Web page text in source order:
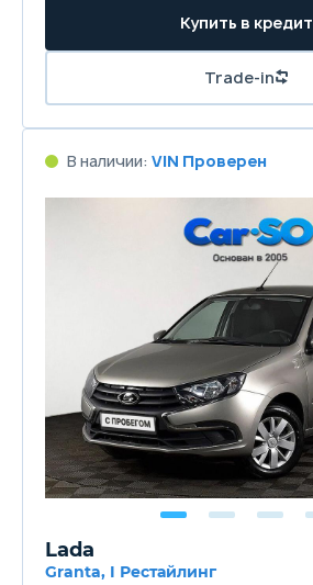
Купить в кредит
Trade-in
В наличии: VIN Проверен
Lada
Granta, I Рестайлинг